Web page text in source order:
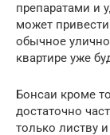
препаратами и
может привести
обычное
квартире уже
Бонсаи кроме
достаточно
только листву